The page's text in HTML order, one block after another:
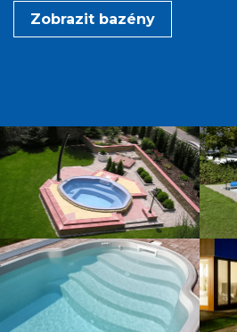
Zobrazit bazény